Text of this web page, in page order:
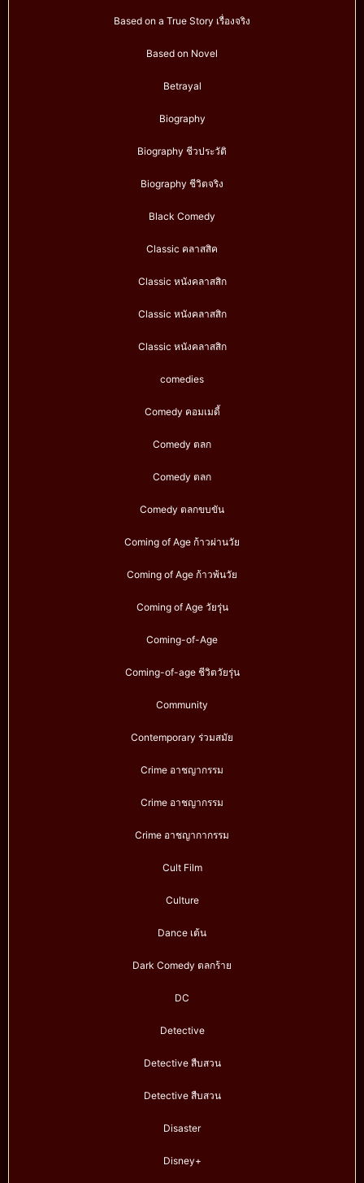
Based on a True Story เรื่องจริง
Based on Novel
Betrayal
Biography
Biography ชีวประวัติ
Biography ชีวิตจริง
Black Comedy
Classic คลาสสิค
Classic หนังคลาสสิก
Classic หนังคลาสสิก
Classic หนังคลาสสิก
comedies
Comedy คอมเมดี้
Comedy ตลก
Comedy ตลก
Comedy ตลกขบขัน
Coming of Age ก้าวผ่านวัย
Coming of Age ก้าวพ้นวัย
Coming of Age วัยรุ่น
Coming-of-Age
Coming-of-age ชีวิตวัยรุ่น
Community
Contemporary ร่วมสมัย
Crime อาชญากรรม
Crime อาชญากรรม
Crime อาชญากากรรม
Cult Film
Culture
Dance เต้น
Dark Comedy ตลกร้าย
DC
Detective
Detective สืบสวน
Detective สืบสวน
Disaster
Disney+